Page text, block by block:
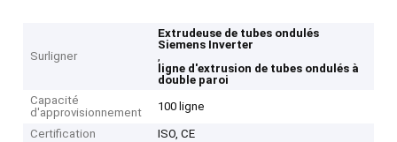
Surligner
Extrudeuse de tubes ondulés
Siemens Inverter
,
ligne d'extrusion de tubes ondulés à
double paroi
Capacité
d'approvisionnement
100 ligne
Certification
ISO, CE